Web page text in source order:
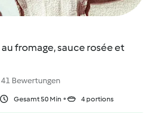
fromage, sauce rosée et
41 Bewertungen
Gesamt 50 Min 4 portions